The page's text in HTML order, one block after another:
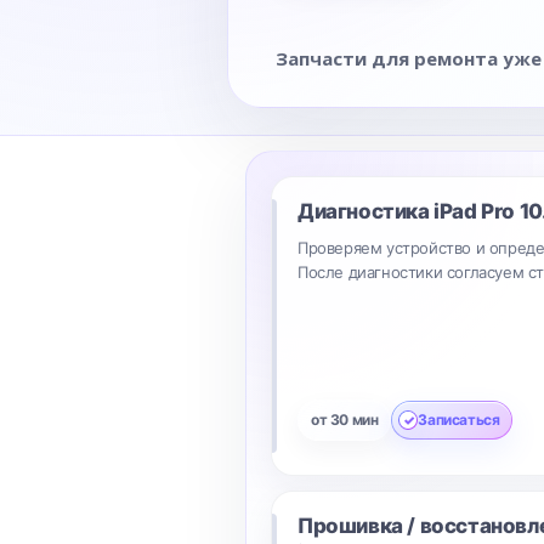
Запчасти для ремонта
Диагностика iPad Pro
Проверяем устройство и
После диагностики согласуем
от 30 мин Записаться
Прошивка /